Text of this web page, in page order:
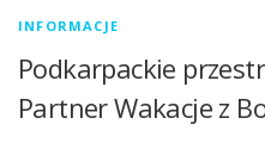
INFORMACJE
Podkarpackie
Partner Wakacje z